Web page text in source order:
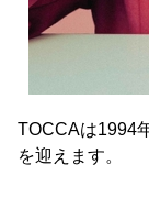
TOCCAは1994
を迎えます。